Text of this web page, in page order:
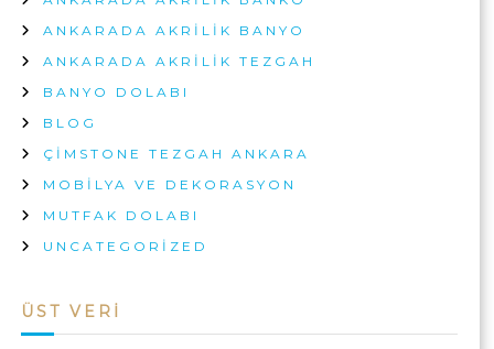
ANKARADA AKRILIK BANYO
ANKARADA AKRILIK TEZGAH
BANYO DOLABI
BLOG
ÇIMSTONE TEZGAH ANKARA
MOBILYA VE DEKORASYON
MUTFAK DOLABI
UNCATEGORIZED
ÜST VERI